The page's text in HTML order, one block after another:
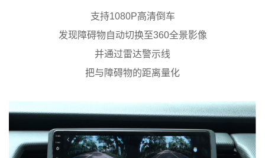
支持1080P高清倒车
发现障碍物自动切换至360全景影像
并通过雷达警示线
把与障碍物的距离量化